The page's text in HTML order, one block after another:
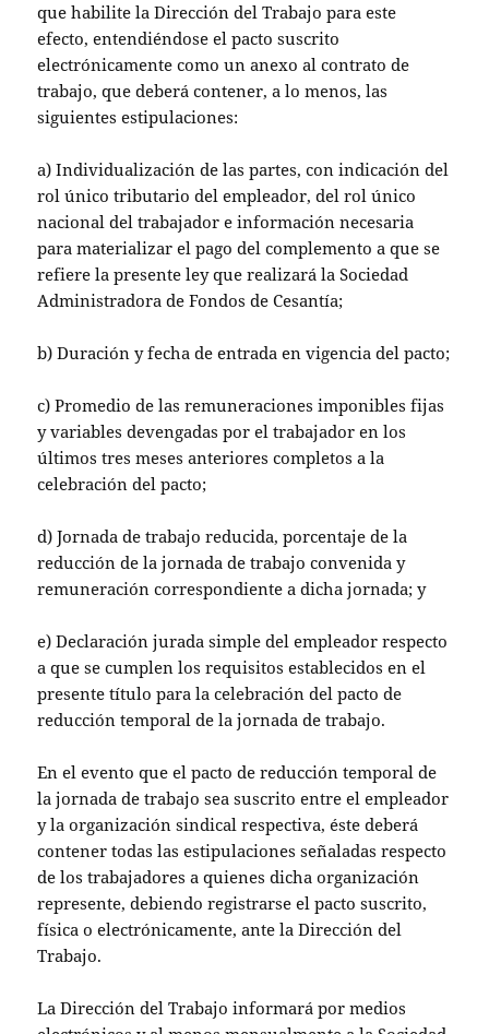
que habilite la Dirección del Trabajo para este
efecto, entendiéndose el pacto suscrito
electrónicamente como un anexo al contrato de
trabajo, que deberá contener, a lo menos, las
siguientes estipulaciones:
a) Individualización de las partes, con indicación del
rol único tributario del empleador, del rol único
nacional del trabajador e información necesaria
para materializar el pago del complemento a que se
refiere la presente ley que realizará la Sociedad
Administradora de Fondos de Cesantía;
b) Duración y fecha de entrada en vigencia del pacto;
c) Promedio de las remuneraciones imponibles fijas
y variables devengadas por el trabajador en los
últimos tres meses anteriores completos a la
celebración del pacto;
d) Jornada de trabajo reducida, porcentaje de la
reducción de la jornada de trabajo convenida y
remuneración correspondiente a dicha jornada; y
e) Declaración jurada simple del empleador respecto
a que se cumplen los requisitos establecidos en el
presente título para la celebración del pacto de
reducción temporal de la jornada de trabajo.
En el evento que el pacto de reducción temporal de
la jornada de trabajo sea suscrito entre el empleador
y la organización sindical respectiva, éste deberá
contener todas las estipulaciones señaladas respecto
de los trabajadores a quienes dicha organización
represente, debiendo registrarse el pacto suscrito,
física o electrónicamente, ante la Dirección del
Trabajo.
La Dirección del Trabajo informará por medios